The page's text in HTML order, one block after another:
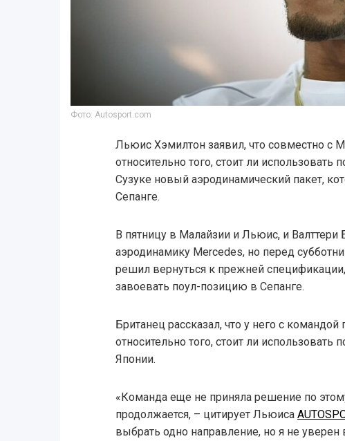
Фото: Autosport.com
Льюис Хэмилтон заявил, что совместно с
относительно того, стоит ли использовать
Сузуке новый аэродинамический пакет,
Сепанге.
В пятницу в Малайзии и Льюис, и Валттери
аэродинамику Mercedes, но перед
решил вернуться к прежней
завоевать поул-позицию в Сепанге.
Британец рассказал, что у него с
относительно того, стоит ли использовать
Японии.
«Команда еще не приняла решение по
продолжается, – цитирует Льюиса
выбрать одно направление, но я не